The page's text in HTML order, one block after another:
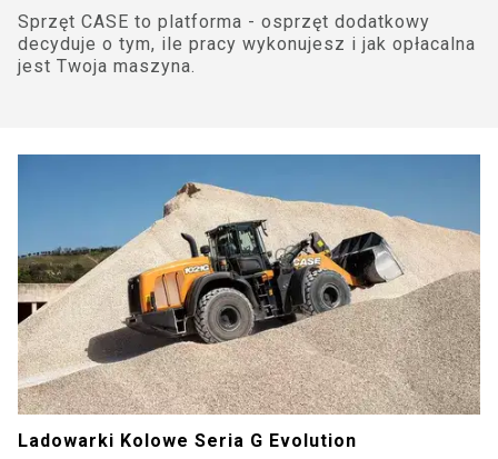
Sprzęt CASE to platforma - osprzęt dodatkowy
decyduje o tym, ile pracy wykonujesz i jak opłacalna
jest Twoja maszyna.
Ladowarki Kolowe Seria G Evolution